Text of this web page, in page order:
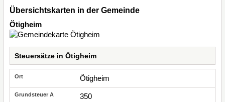
Übersichtskarten in der Gemeinde
Ötigheim
Steuersätze in Ötigheim
Ötigheim
350